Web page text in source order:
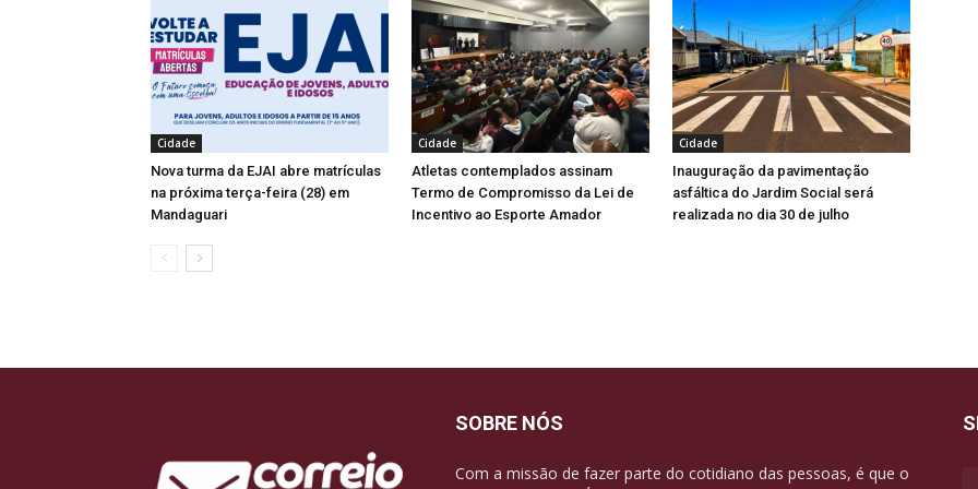
Cidade
Nova turma da EJAI abre matrículas
na próxima terça-feira (28) em
Mandaguari
Cidade
Atletas contemplados assinam
Termo de Compromisso da Lei de
Incentivo ao Esporte Amador
Cidade
Inauguração da pavimentação
asfáltica do Jardim Social será
realizada no dia 30 de julho
SOBRE NÓS
Com a missão de fazer parte do cotidiano das pessoas, é que o